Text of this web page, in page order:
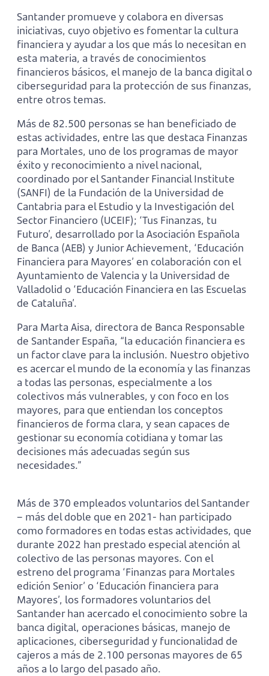
Santander promueve y colabora en diversas
iniciativas, cuyo objetivo es fomentar la cultura
financiera y ayudar a los que más lo necesitan en
esta materia, a través de conocimientos
financieros básicos, el manejo de la banca digital o
ciberseguridad para la protección de sus finanzas,
entre otros temas.
Más de 82.500 personas se han beneficiado de
estas actividades, entre las que destaca Finanzas
para Mortales, uno de los programas de mayor
éxito y reconocimiento a nivel nacional,
coordinado por el Santander Financial Institute
(SANFI) de la Fundación de la Universidad de
Cantabria para el Estudio y la Investigación del
Sector Financiero (UCEIF); ‘Tus Finanzas, tu
Futuro’, desarrollado por la Asociación Española
de Banca (AEB) y Junior Achievement, ‘Educación
Financiera para Mayores’ en colaboración con el
Ayuntamiento de Valencia y la Universidad de
Valladolid o ‘Educación Financiera en las Escuelas
de Cataluña’.
Para Marta Aisa, directora de Banca Responsable
de Santander España, “la educación financiera es
un factor clave para la inclusión. Nuestro objetivo
es acercar el mundo de la economía y las finanzas
a todas las personas, especialmente a los
colectivos más vulnerables, y con foco en los
mayores, para que entiendan los conceptos
financieros de forma clara, y sean capaces de
gestionar su economía cotidiana y tomar las
decisiones más adecuadas según sus
necesidades.”
Más de 370 empleados voluntarios del Santander
– más del doble que en 2021- han participado
como formadores en todas estas actividades, que
durante 2022 han prestado especial atención al
colectivo de las personas mayores. Con el
estreno del programa ‘Finanzas para Mortales
edición Senior’ o ‘Educación financiera para
Mayores’, los formadores voluntarios del
Santander han acercado el conocimiento sobre la
banca digital, operaciones básicas, manejo de
aplicaciones, ciberseguridad y funcionalidad de
cajeros a más de 2.100 personas mayores de 65
años a lo largo del pasado año.